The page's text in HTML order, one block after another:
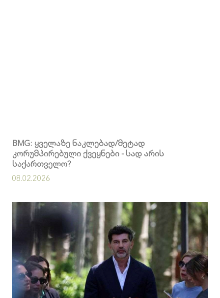
BMG: ყველაზე ნაკლებად/მეტად
კორუმპირებული ქვეყნები - სად არის
საქართველო?
08.02.2026